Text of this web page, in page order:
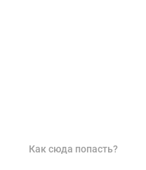
Как сюда попасть?